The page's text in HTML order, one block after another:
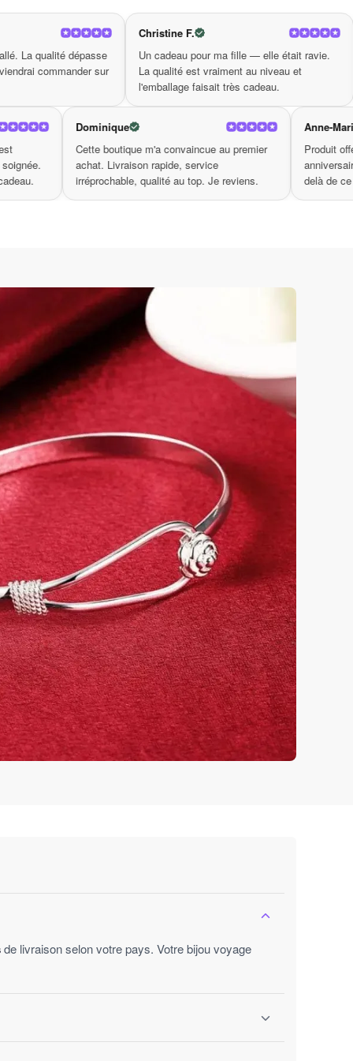
escapades entre amis ; ce rouleau vous
laissez pas les signes de fatigue ternir votre
!
Christine F.
Un cadeau pour ma fille — elle était ravie.
La qualité est vraiment au niveau et
l'emballage faisait très cadeau.
Valerie M.
Produit
redire. C'est rare
aussi sérieuse.
de cœur. La qualité est
et la livraison était soignée.
fait l'effet d'un vrai cadeau.
Dominique
Cette boutique m'a convaincue au
achat. Livraison rapide, service
irréprochable, qualité au top. Je
de livraison selon votre pays. Votre bijou voyage